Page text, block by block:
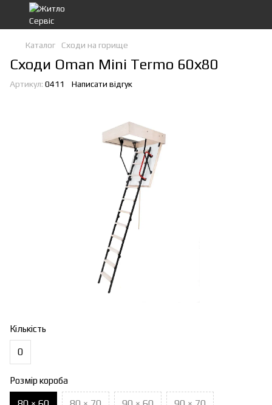
Каталог Сходи на горище
Сходи Oman Mini Termo 60х80
Артикул: 0411 Написати відгук
Кількість
0
Розмір короба